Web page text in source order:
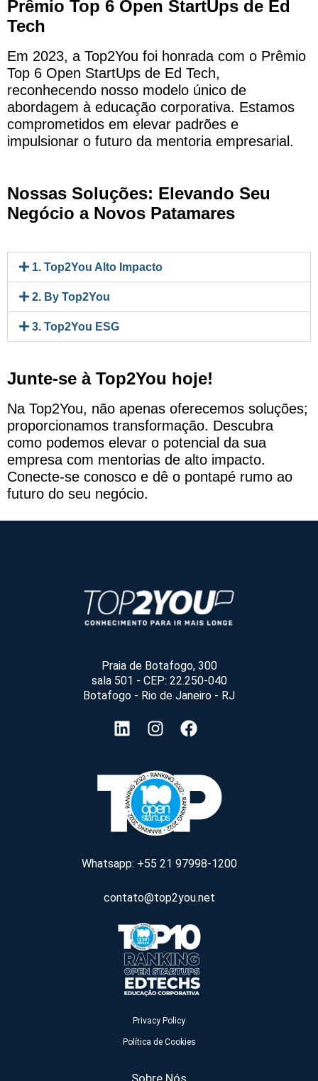
Prêmio Top 6 Open StartUps de Ed
Tech
Em 2023, a Top2You foi honrada com o Prêmio
Top 6 Open StartUps de Ed Tech,
reconhecendo nosso modelo único de
abordagem à educação corporativa. Estamos
comprometidos em elevar padrões e
impulsionar o futuro da mentoria empresarial.
Nossas Soluções: Elevando Seu
Negócio a Novos Patamares
1. Top2You Alto Impacto
2. By Top2You
3. Top2You ESG
Junte-se à Top2You hoje!
Na Top2You, não apenas oferecemos soluções;
proporcionamos transformação. Descubra
como podemos elevar o potencial da sua
empresa com mentorias de alto impacto.
Conecte-se conosco e dê o pontapé rumo ao
futuro do seu negócio.
Praia de Botafogo, 300
sala 501 - CEP: 22.250-040
Botafogo - Rio de Janeiro - RJ
Whatsapp: +55 21 97998-1200
contato@top2you.net
Privacy Policy
Política de Cookies
Sobre Nós